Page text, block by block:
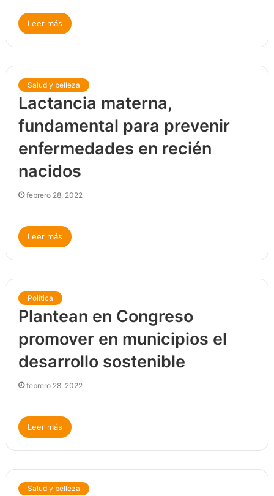
Leer más
Salud y belleza
Lactancia materna,
fundamental para prevenir
enfermedades en recién
nacidos
febrero 28, 2022
Leer más
Política
Plantean en Congreso
promover en municipios el
desarrollo sostenible
febrero 28, 2022
Leer más
Salud y belleza